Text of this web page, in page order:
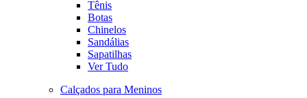
Tênis
Botas
Chinelos
Sandálias
Sapatilhas
Ver Tudo
Calçados para Meninos